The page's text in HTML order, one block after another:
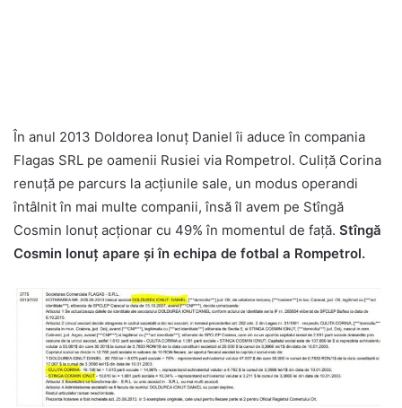
În anul 2013 Doldorea Ionuț Daniel îi aduce în compania
Flagas SRL pe oamenii Rusiei via Rompetrol. Culiță Corina
renuță pe parcurs la acțiunile sale, un modus operandi
întâlnit în mai multe companii, însă îl avem pe Stîngă
Cosmin Ionuț acționar cu 49% în momentul de față. Stîngă
Cosmin Ionuț apare și în echipa de fotbal a Rompetrol.